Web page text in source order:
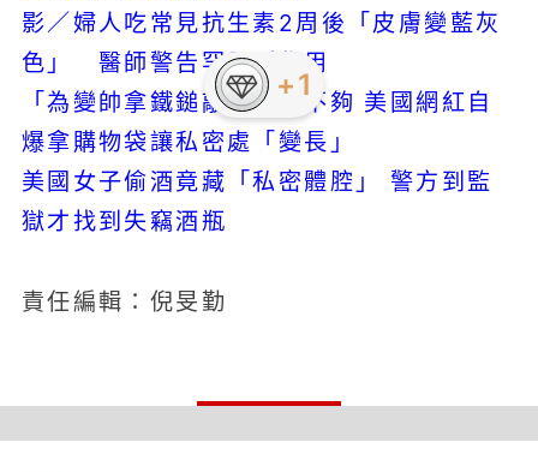
影／婦人吃常見抗生素2周後「皮膚變藍灰
色」 醫師警告罕見副作用
「為變帥拿鐵鎚敲臉」還不夠 美國網紅自
爆拿購物袋讓私密處「變長」
美國女子偷酒竟藏「私密體腔」 警方到監
獄才找到失竊酒瓶
責任編輯：倪旻勤